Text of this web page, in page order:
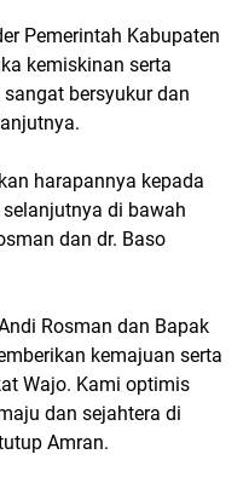
Pemerintah Kabupaten
kemiskinan serta
bersyukur dan
harapannya kepada
di bawah
dan dr. Baso
Rosman dan Bapak
kemajuan serta
Wajo. Kami optimis
dan sejahtera di
Amran.